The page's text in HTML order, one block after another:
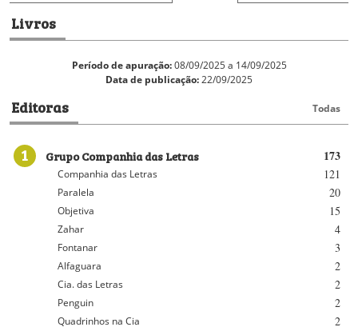
Livros
Período de apuração:08/09/2025 a 14/09/2025
Data de publicação:22/09/2025
Editoras Todas
1 173
Grupo Companhia das Letras
121
Companhia das Letras
20
Paralela
15
Objetiva
4
Zahar
3
Fontanar
2
Alfaguara
2
Cia. das Letras
2
Penguin
2
Quadrinhos na Cia